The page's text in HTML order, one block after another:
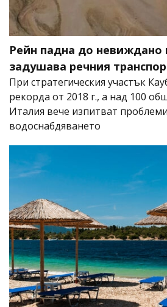
Рейн падна до невиждано
задушава речния
При стратегическия участък
рекорда от 2018 г., а над 100
Италия вече изпитват
водоснабдяването